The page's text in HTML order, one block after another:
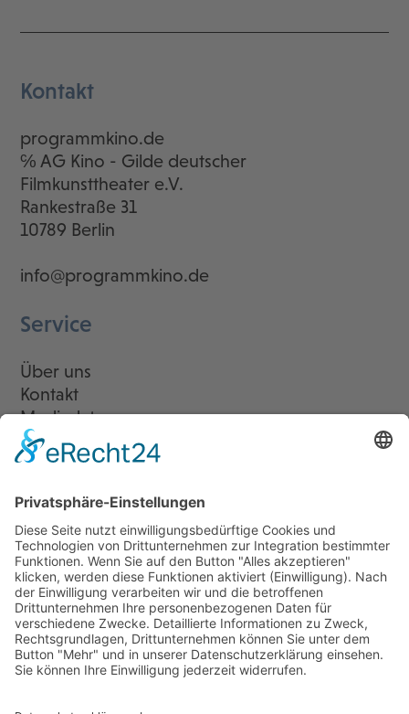
Kontakt
programmkino.de
℅ AG Kino - Gilde deutscher
Filmkunsttheater e.V.
Rankestraße 31
10789 Berlin
info@programmkino.de
Service
Über uns
Kontakt
Mediadaten
Newsletter
LogIn
Legal
Impressum
Datenschutzerklärung
Cookie-Einstellungen